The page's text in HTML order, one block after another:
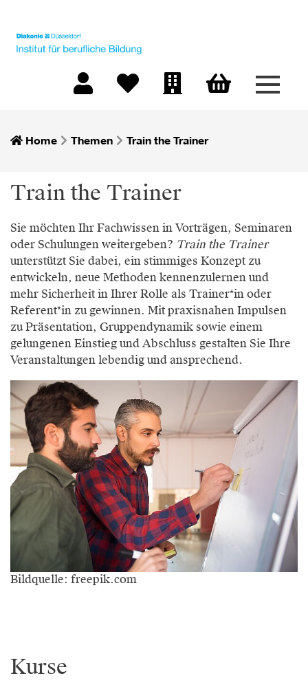
Menü
Home Themen Train the Trainer
Train the Trainer
Sie möchten Ihr Fachwissen in Vorträgen, Seminaren
oder Schulungen weitergeben? Train the Trainer
unterstützt Sie dabei, ein stimmiges Konzept zu
entwickeln, neue Methoden kennenzulernen und
mehr Sicherheit in Ihrer Rolle als Trainer*in oder
Referent*in zu gewinnen. Mit praxisnahen Impulsen
zu Präsentation, Gruppendynamik sowie einem
gelungenen Einstieg und Abschluss gestalten Sie Ihre
Veranstaltungen lebendig und ansprechend.
Bildquelle: freepik.com
Kurse